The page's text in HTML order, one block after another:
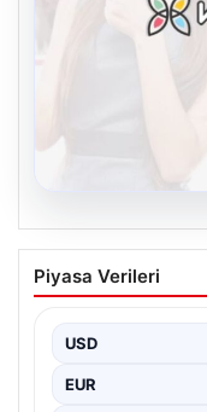
08.08.2026
Kelebek
İletişimin
İnternet
çeşitli…
Piyasa Verileri
USD
EUR